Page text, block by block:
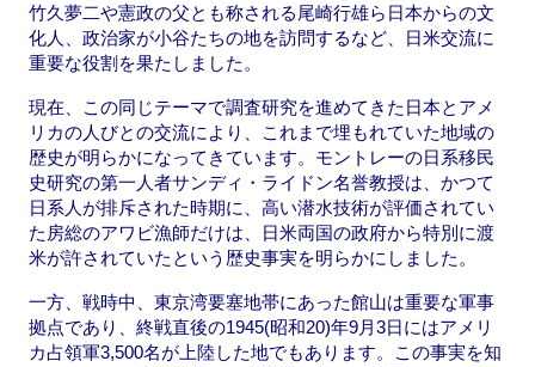
竹久夢二や憲政の父とも称される尾崎行雄ら日本からの文
化人、政治家が小谷たちの地を訪問するなど、日米交流に
重要な役割を果たしました。
現在、この同じテーマで調査研究を進めてきた日本とアメ
リカの人びとの交流により、これまで埋もれていた地域の
歴史が明らかになってきています。モントレーの日系移民
史研究の第一人者サンディ・ライドン名誉教授は、かつて
日系人が排斥された時期に、高い潜水技術が評価されてい
た房総のアワビ漁師だけは、日米両国の政府から特別に渡
米が許されていたという歴史事実を明らかにしました。
一方、戦時中、東京湾要塞地帯にあった館山は重要な軍事
拠点であり、終戦直後の1945(昭和20)年9月3日にはアメリ
カ占領軍3,500名が上陸した地でもあります。この事実を知